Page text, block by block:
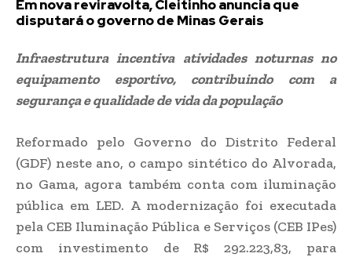
Em nova reviravolta, Cleitinho anuncia que
disputará o governo de Minas Gerais
Infraestrutura incentiva atividades noturnas no
equipamento esportivo, contribuindo com a
segurança e qualidade de vida da população
Reformado pelo Governo do Distrito Federal
(GDF) neste ano, o campo sintético do Alvorada,
no Gama, agora também conta com iluminação
pública em LED. A modernização foi executada
pela CEB Iluminação Pública e Serviços (CEB IPes)
com investimento de R$ 292.223,83, para